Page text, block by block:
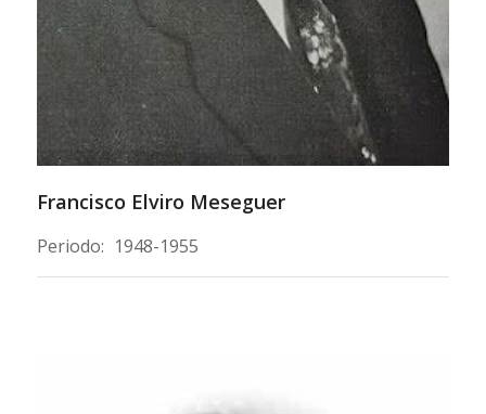
Francisco Elviro Meseguer
Periodo: 1948-1955